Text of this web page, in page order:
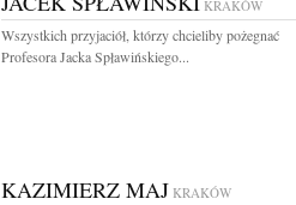
KRAKÓW
Wszystkich przyjaciół, którzy chcieliby pożegnać
Profesora Jacka Spławińskiego...
KAZIMIERZ MAJ KRAKÓW